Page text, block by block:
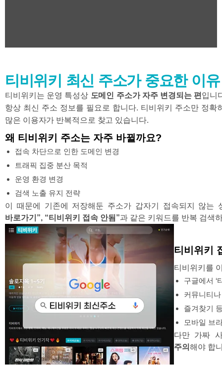
티비위키 최신 주소가 중요한 이유
티비위키는 운영 특성상 도메인 주소가 자주 변경되는 편 입니
항상 최신 주소 정보를 필요로 합니다. 티비위키 주소만 정
많은 이용자가 반복적으로 찾고 있습니다.
왜 티비위키 주소는 자주 바뀔까요?
접속 차단으로 인한 도메인 변경
트래픽 집중 분산 목적
운영 환경 변경
검색 노출 유지 전략
이 때문에 기존에 저장해둔 주소가 갑자기 접속되지 않
바로가기 ”, “티비위키 접속 안됨 ”과 같은 키워드를 반복 검색
티비위키
티비위키를
구글에서 ‘
커뮤니티
즐겨찾기
모바일 브
다만 가짜
주의 해야 합